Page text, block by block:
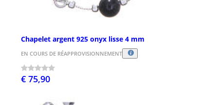
Chapelet argent 925 onyx lisse 4 mm
EN COURS DE RÉAPPROVISIONNEMENT
€ 75,90